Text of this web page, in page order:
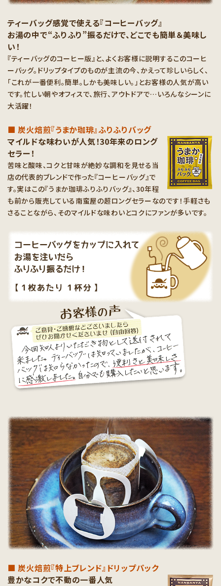
ティーバッグ感覚で使える『コーヒーバッグ』
お湯の中で“ふりふり”振るだけで、どこでも簡単＆美味し
い！
『ティーバッグのコーヒー版』と、よくお客様に説明するこのコーヒ
ーバッグ。ドリップタイプのものが主流の今、かえって珍しいらしく、
「これが一番便利。簡単。しかも美味しい。」とお客様の人気が高い
です。忙しい朝やオフィスで、旅行、アウトドアで…いろんなシーンに
大活躍！
■ 炭火焙煎『うまか珈琲』ふりふりバッグ
マイルドな味わいが人気！30年来のロング
セラー！
苦味と酸味、コクと甘味が絶妙な調和を見せる当
店の代表的ブレンドで作った『コーヒーバッグ』で
す。実はこの『うまか珈琲ふりふりバッグ』、30年程
も前から販売している南蛮屋の超ロングセラーなのです！手軽さも
さることながら、そのマイルドな味わいとコクにファンが多いです。
■ 炭火焙煎『特上ブレンド』ドリップパック
豊かなコクで不動の一番人気